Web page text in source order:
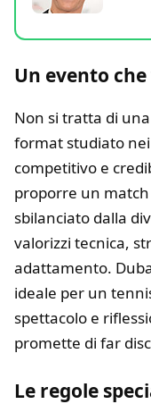
Un evento
Non si tratta di
format studiato
competitivo e
proporre un
sbilanciato dalla
valorizzi tecnica,
adattamento.
ideale per un
spettacolo e
promette di far
Le regole